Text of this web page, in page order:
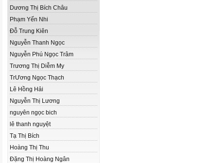
Dương Thị Bích Châu
Phạm Yến Nhi
Đỗ Trung Kiên
Nguyễn Thanh Ngọc
Nguyễn Phú Ngọc Trâm
Trương Thị Diễm My
Tr­Ương Ngọc Thạch
Lê Hồng Hải
Nguyễn Thị Lương
nguyên ngọc bich
lê thanh nguyệt
Tạ Thị Bích
Hoàng Thị Thu
Đặng Thị Hoàng Ngân